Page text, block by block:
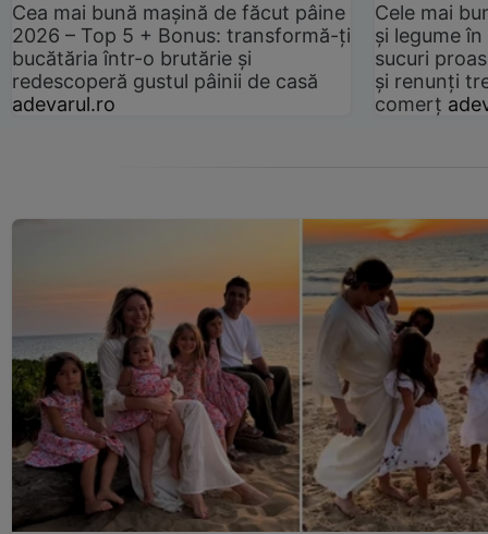
Cea mai bună mașină de făcut pâine
2026 – Top 5 + Bonus: transformă-ți
bucătăria într-o brutărie și
redescoperă gustul pâinii de casă
adevarul.ro
Cele mai
și legume
sucuri
și renunți
comerț